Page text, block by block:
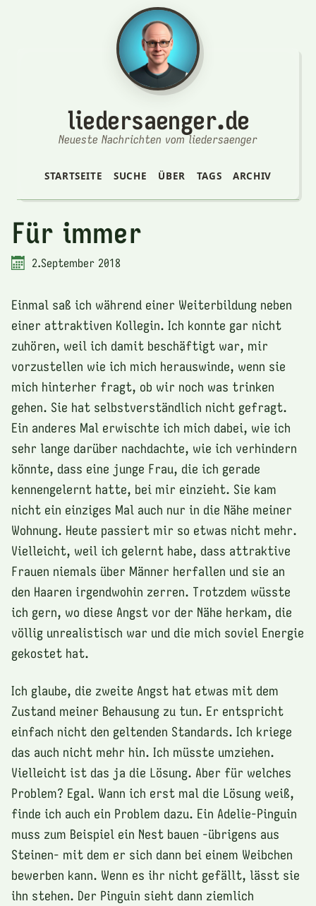
liedersaenger.de
Neueste Nachrichten vom liedersaenger
STARTSEITE SUCHE ÜBER TAGS ARCHIV
Für immer
2.September 2018
Einmal saß ich während einer Weiterbildung neben
einer attraktiven Kollegin. Ich konnte gar nicht
zuhören, weil ich damit beschäftigt war, mir
vorzustellen wie ich mich herauswinde, wenn sie
mich hinterher fragt, ob wir noch was trinken
gehen. Sie hat selbstverständlich nicht gefragt.
Ein anderes Mal erwischte ich mich dabei, wie ich
sehr lange darüber nachdachte, wie ich verhindern
könnte, dass eine junge Frau, die ich gerade
kennengelernt hatte, bei mir einzieht. Sie kam
nicht ein einziges Mal auch nur in die Nähe meiner
Wohnung. Heute passiert mir so etwas nicht mehr.
Vielleicht, weil ich gelernt habe, dass attraktive
Frauen niemals über Männer herfallen und sie an
den Haaren irgendwohin zerren. Trotzdem wüsste
ich gern, wo diese Angst vor der Nähe herkam, die
völlig unrealistisch war und die mich soviel Energie
gekostet hat.
Ich glaube, die zweite Angst hat etwas mit dem
Zustand meiner Behausung zu tun. Er entspricht
einfach nicht den geltenden Standards. Ich kriege
das auch nicht mehr hin. Ich müsste umziehen.
Vielleicht ist das ja die Lösung. Aber für welches
Problem? Egal. Wann ich erst mal die Lösung weiß,
finde ich auch ein Problem dazu. Ein Adelie-Pinguin
muss zum Beispiel ein Nest bauen -übrigens aus
Steinen- mit dem er sich dann bei einem Weibchen
bewerben kann. Wenn es ihr nicht gefällt, lässt sie
ihn stehen. Der Pinguin sieht dann ziemlich